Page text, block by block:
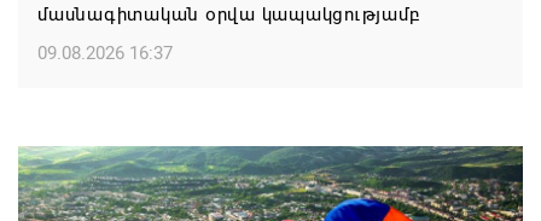
մասնագիտական օրվա կապակցությամբ
09.08.2026 16:37
կատարեցին Զանգեզուրի պղնձամոլիբդենային
կոմբինատի հանքավայր